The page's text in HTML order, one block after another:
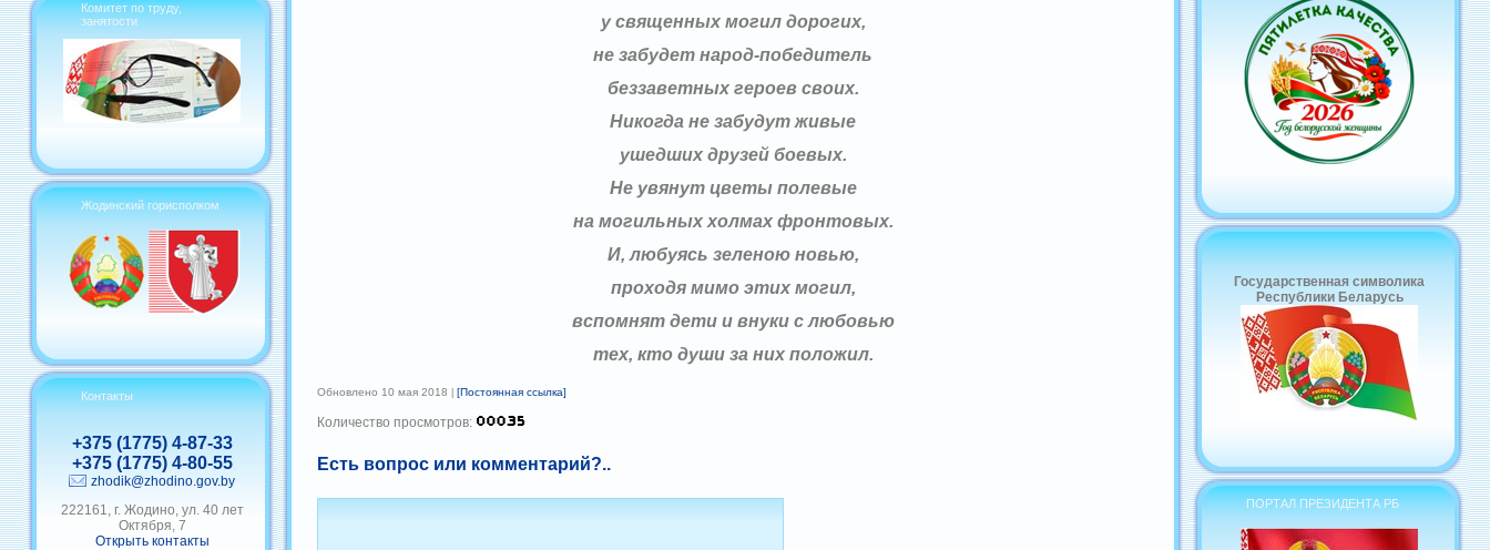
Комитет по труду,
занятости
Жодинский горисполком
Контакты
+375 (1775) 4-87-33
+375 (1775) 4-80-55
zhodik@zhodino.gov.by
222161, г. Жодино, ул. 40 лет
Октября, 7
Открыть контакты
у священных могил дорогих,
не забудет народ-победитель
беззаветных героев своих.
Никогда не забудут живые
ушедших друзей боевых.
Не увянут цветы полевые
на могильных холмах фронтовых.
И, любуясь зеленою новью,
проходя мимо этих могил,
вспомнят дети и внуки с любовью
тех, кто души за них положил.
Обновлено 10 мая 2018 [Постоянная ссылка]
Количество просмотров:
Есть вопрос или комментарий?..
Государственная символика
Республики Беларусь
ПОРТАЛ ПРЕЗИДЕНТА РБ